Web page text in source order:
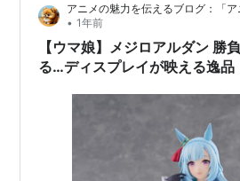
競走成績 ：
主な勝ち鞍 ： 高松宮杯 （2着・日本
メジロラモーヌの半弟。キャリア
ライアルNHK杯を2着、ダービー
アニメの魅力を伝えるブログ：「ア
• 1年前
【ウマ娘】メジロアルダン 勝
る…ディスプレイが映える逸品